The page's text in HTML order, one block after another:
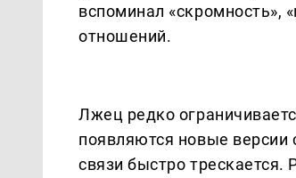
вспоминал «скромность»,
отношений.
Лжец редко
появляются новые
связи быстро